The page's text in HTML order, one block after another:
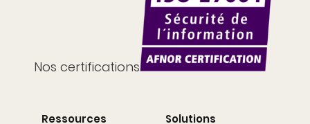
Nos certifications
Ressources Solutions